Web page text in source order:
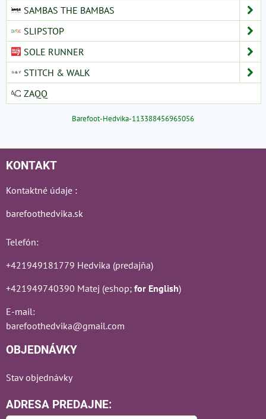
SAMBAS THE BAMBAS
SLIPSTOP
SOLE RUNNER
STITCH & WALK
ZAQQ
Barefoot-Hedvika-113388456965056
KONTAKT
Kontaktné údaje :
barefoothedvika.sk
Telefón:
+421949181779 Hedvika (predajňa)
+421949740390 Matej (eshop; for English)
E-mail:
barefoothedvika@gmail.com
OBJEDNÁVKY
Stav objednávky
ADRESA PREDAJNE: